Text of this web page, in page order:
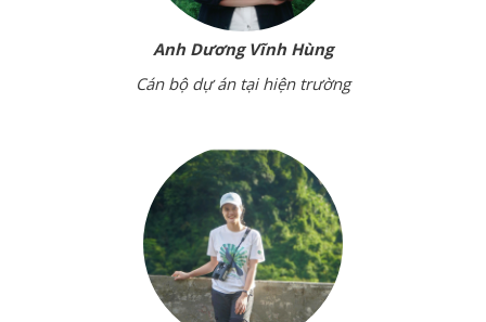
Anh Dương Vĩnh Hùng
Cán bộ dự án tại hiện trường